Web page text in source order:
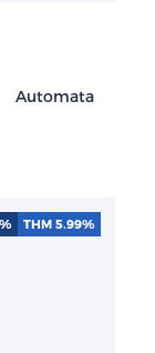
Automata
THM 5.99%